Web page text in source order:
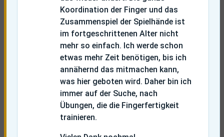
Koordination der Finger und das
Zusammenspiel der Spielhände ist
im fortgeschrittenen Alter nicht
mehr so einfach. Ich werde schon
etwas mehr Zeit benötigen, bis ich
annähernd das mitmachen kann,
was hier geboten wird. Daher bin ich
immer auf der Suche, nach
Übungen, die die Fingerfertigkeit
trainieren.